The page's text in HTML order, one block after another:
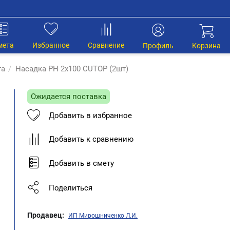
Корзина
Профиль
Сравнение
Избранное
/ Насадка PН 2х100 CUTOP (2шт)
Ожидается поставка
Добавить в избранное
Добавить к сравнению
Добавить в смету
Поделиться
Продавец: ИП Мирошниченко Л.И.